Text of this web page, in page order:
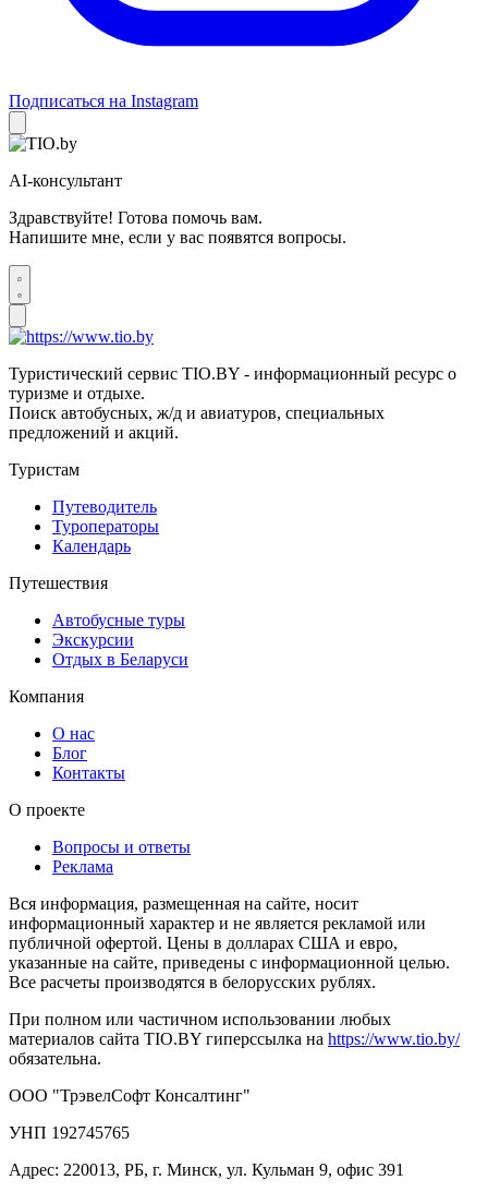
Подписаться на Instagram
AI-консультант
Здравствуйте! Готова помочь вам.
Напишите мне, если у вас появятся вопросы.
Туристический сервис TIO.BY - информационный ресурс о
туризме и отдыхе.
Поиск автобусных, ж/д и авиатуров, специальных
предложений и акций.
Туристам
Путеводитель
Туроператоры
Календарь
Путешествия
Автобусные туры
Экскурсии
Отдых в Беларуси
Компания
О нас
Блог
Контакты
О проекте
Вопросы и ответы
Реклама
Вся информация, размещенная на сайте, носит
информационный характер и не является рекламой или
публичной офертой. Цены в долларах США и евро,
указанные на сайте, приведены с информационной целью.
Все расчеты производятся в белорусских рублях.
При полном или частичном использовании любых
материалов сайта TIO.BY гиперссылка на https://www.tio.by/
обязательна.
ООО "ТрэвелСофт Консалтинг"
УНП 192745765
Адрес: 220013, РБ, г. Минск, ул. Кульман 9, офис 391